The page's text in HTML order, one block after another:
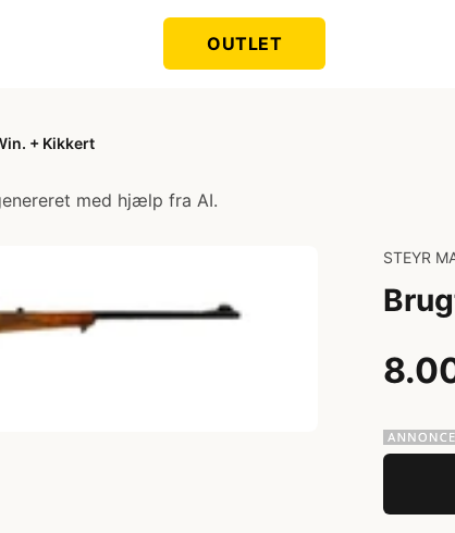
OUTLET
+ Kikkert
med hjælp fra AI.
STEYR